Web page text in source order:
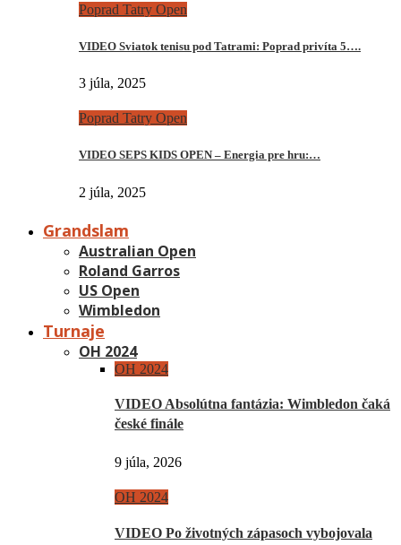
Poprad Tatry Open
VIDEO Sviatok tenisu pod Tatrami: Poprad privíta 5….
3 júla, 2025
Poprad Tatry Open
VIDEO SEPS KIDS OPEN – Energia pre hru:…
2 júla, 2025
Grandslam
Australian Open
Roland Garros
US Open
Wimbledon
Turnaje
OH 2024
OH 2024
VIDEO Absolútna fantázia: Wimbledon čaká
české finále
9 júla, 2026
OH 2024
VIDEO Po životných zápasoch vybojovala